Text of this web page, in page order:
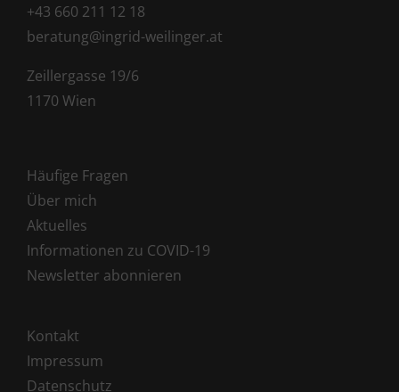
+43 660 211 12 18
beratung@ingrid-weilinger.at
Zeillergasse 19/6
1170 Wien
Häufige Fragen
Über mich
Aktuelles
Informationen zu COVID-19
Newsletter abonnieren
Kontakt
Impressum
Datenschutz